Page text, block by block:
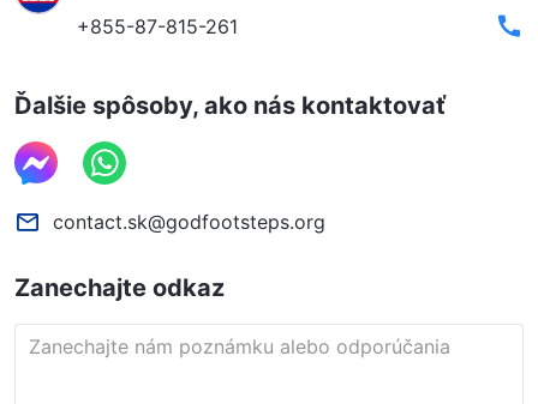
+855-87-815-261
Ďalšie spôsoby, ako nás kontaktovať
contact.sk@godfootsteps.org
Zanechajte odkaz
Zanechajte nám poznámku alebo odporúčania